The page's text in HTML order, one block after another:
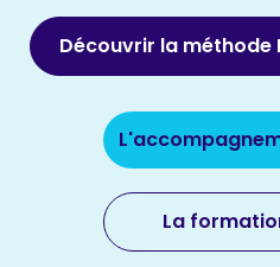
Découvrir la méthode
La